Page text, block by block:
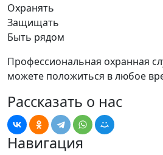
Охранять
Защищать
Быть рядом
Профессиональная охранная
можете положиться в любое
Рассказать о нас
Навигация